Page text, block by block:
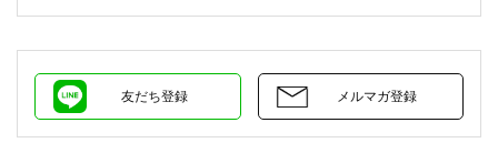
友だち登録 メルマガ登録